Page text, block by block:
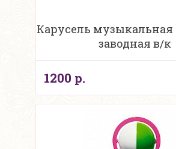
Карусель музыкальная
заводная в/к
1200 р.